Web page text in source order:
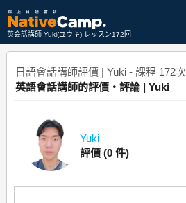
英会話講師 Yuki(ユウキ) レッスン172回
日語會話講師評價 | Yuki - 課程 172次
英語會話講師的評價・評論 | Yuki
Yuki
評價 (0 件)